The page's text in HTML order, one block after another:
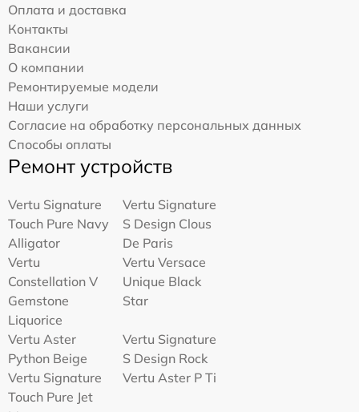
Оплата и доставка
Контакты
Вакансии
О компании
Ремонтируемые модели
Наши услуги
Согласие на обработку персональных данных
Способы оплаты
Ремонт устройств
Vertu Signature
Touch Pure Navy
Alligator
Vertu Signature
S Design Clous
De Paris
Vertu
Constellation V
Gemstone
Liquorice
Vertu Versace
Unique Black
Star
Vertu Aster
Python Beige
Vertu Signature
S Design Rock
Vertu Signature
Touch Pure Jet
Vertu Aster P Ti